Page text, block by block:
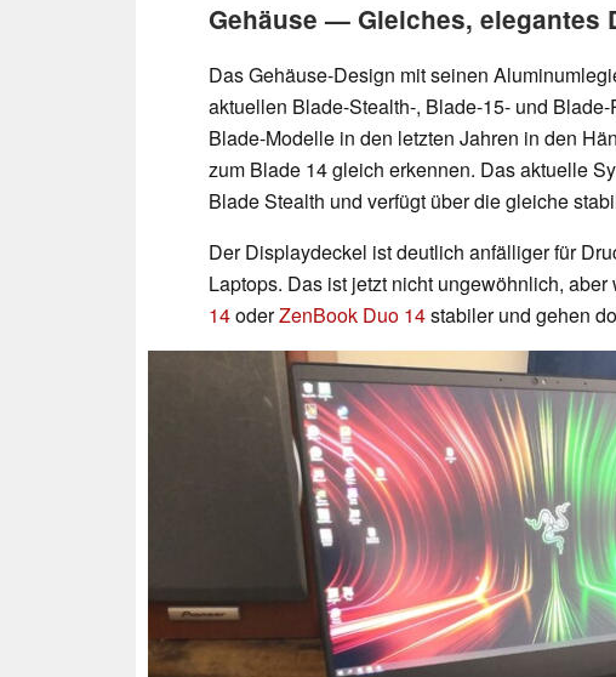
Gehäuse — Gleiches, elegantes
Das Gehäuse-Design mit seinen
aktuellen Blade-Stealth-, Blade-15- und
Blade-Modelle in den letzten Jahren in den
zum Blade 14 gleich erkennen. Das aktuelle
Blade Stealth und verfügt über die gleiche
Der Displaydeckel ist deutlich anfälliger für
Laptops. Das ist jetzt nicht ungewöhnlich,
14oderZenBook Duo 14stabiler und gehen